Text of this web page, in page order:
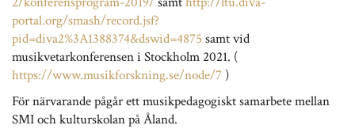
portal.org/smash/record.jsf?
pid=diva2%3A1388374&dswid=4875 samt vid
musikvetarkonferensen i Stockholm 2021. (
https://www.musikforskning.se/node/7 )
För närvarande pågår ett musikpedagogiskt samarbete mellan
SMI och kulturskolan på Åland.